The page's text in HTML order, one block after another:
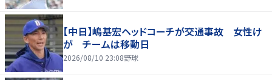
【中日】嶋基宏ヘッドコーチが交通事故 女性け
が チームは移動日
2026/08/10 23:08野球